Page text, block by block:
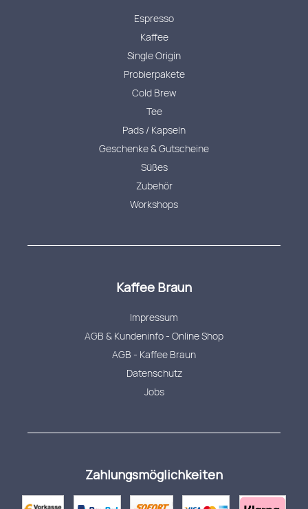
Espresso
Kaffee
Single Origin
Probierpakete
Cold Brew
Tee
Pads / Kapseln
Geschenke & Gutscheine
Süßes
Zubehör
Workshops
Kaffee Braun
Impressum
AGB & Kundeninfo - Online Shop
AGB - Kaffee Braun
Datenschutz
Jobs
Zahlungsmöglichkeiten